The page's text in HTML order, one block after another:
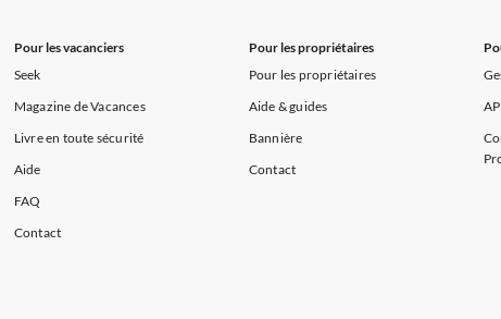
Pour les vacanciers
Seek
Magazine de Vacances
Livre en toute sécurité
Aide
FAQ
Contact
Pour les propriétaires
Pour les propriétaires
Aide & guides
Bannière
Contact